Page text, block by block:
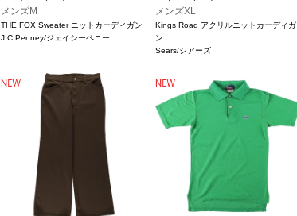
メンズM
THE FOX Sweater ニットカーディガン
J.C.Penney/ジェイシーペニー
メンズXL
Kings Road アクリルニットカーディガ
ン
Sears/シアーズ